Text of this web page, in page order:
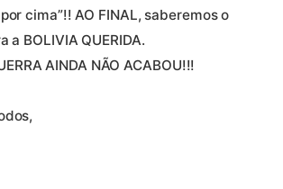
cima”!! AO FINAL, saberemos o
a BOLIVIA QUERIDA.
AINDA NÃO ACABOU!!!